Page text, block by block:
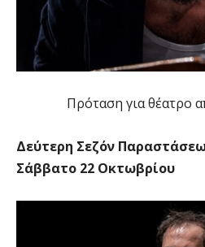
Πρόταση για θέατρο
Δεύτερη Σεζόν
Σάββατο 22 Οκτωβρίου